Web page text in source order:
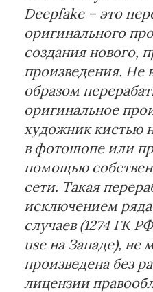
Deepfake – это
оригинального
создания нового,
произведения. Не
образом
оригинальное
художник кистью
в фотошопе или
помощью
сети. Такая
исключением
случаев (1274 ГК
use на Западе), не
произведена без
лицензии